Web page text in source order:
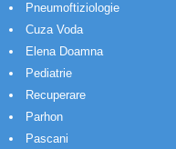
Pneumoftiziologie
Cuza Voda
Elena Doamna
Pediatrie
Recuperare
Parhon
Pascani